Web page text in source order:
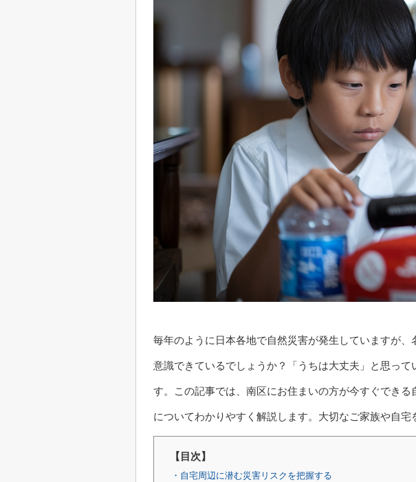
毎年のように日本各地で自然災害が発生していますが
意識できているでしょうか？「うちは大丈夫」と思っ
す。この記事では、南区にお住まいの方が今すぐでき
についてわかりやすく解説します。大切なご家族や自
【目次】
・自宅周辺に潜む災害リスクを把握する